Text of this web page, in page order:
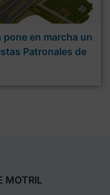
pone en marcha un
Patronales de
MOTRIL